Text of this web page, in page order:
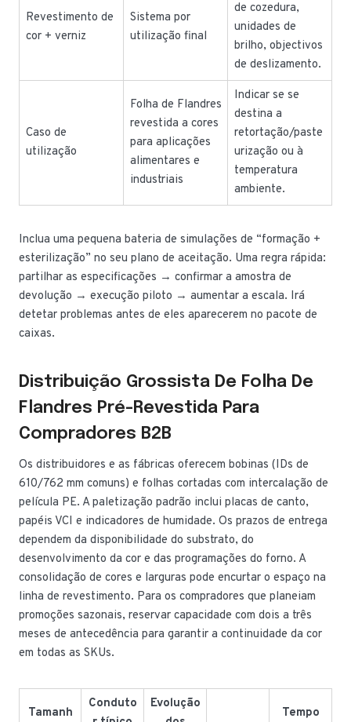
Revestimento de
cor + verniz
Sistema por
utilização final
de cozedura,
unidades de
brilho, objectivos
de deslizamento.
Caso de
utilização
Folha de Flandres
revestida a cores
para aplicações
alimentares e
industriais
Indicar se se
destina a
retortação/paste
urização ou à
temperatura
ambiente.
Inclua uma pequena bateria de simulações de “formação +
esterilização” no seu plano de aceitação. Uma regra rápida:
partilhar as especificações → confirmar a amostra de
devolução → execução piloto → aumentar a escala. Irá
detetar problemas antes de eles aparecerem no pacote de
caixas.
Distribuição Grossista De Folha De
Flandres Pré-Revestida Para
Compradores B2B
Os distribuidores e as fábricas oferecem bobinas (IDs de
610/762 mm comuns) e folhas cortadas com intercalação de
película PE. A paletização padrão inclui placas de canto,
papéis VCI e indicadores de humidade. Os prazos de entrega
dependem da disponibilidade do substrato, do
desenvolvimento da cor e das programações do forno. A
consolidação de cores e larguras pode encurtar o espaço na
linha de revestimento. Para os compradores que planeiam
promoções sazonais, reservar capacidade com dois a três
meses de antecedência para garantir a continuidade da cor
em todas as SKUs.
Tamanh
Conduto
Evolução
Tempo